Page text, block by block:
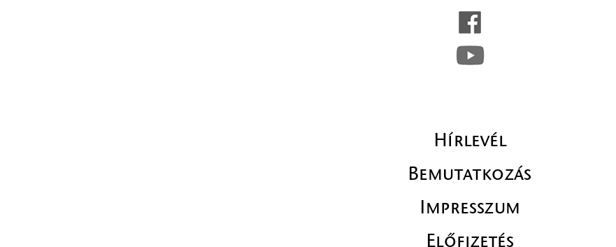
Hírlevél
Bemutatkozás
Impresszum
Előfizetés